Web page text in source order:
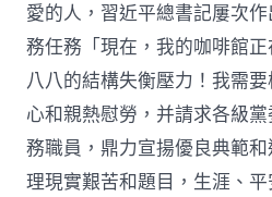
愛的人， 習近平總書記屢次
務任務「現在，我的咖啡館
八八的結構失衡壓力！我需
心和親熱慰勞，并請求各級
務職員，鼎力宣揚優良典範
理現實艱苦和題目，生涯、